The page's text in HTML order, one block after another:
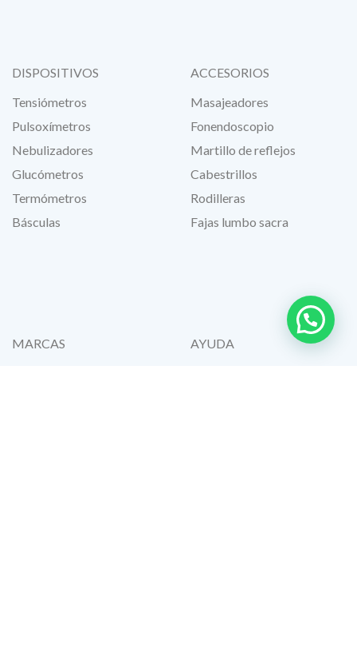
DISPOSITIVOS
Tensiómetros
Pulsoxímetros
Nebulizadores
Glucómetros
Termómetros
Básculas
ACCESORIOS
Masajeadores
Fonendoscopio
Martillo de reflejos
Cabestrillos
Rodilleras
Fajas lumbo sacra
MARCAS
AYUDA